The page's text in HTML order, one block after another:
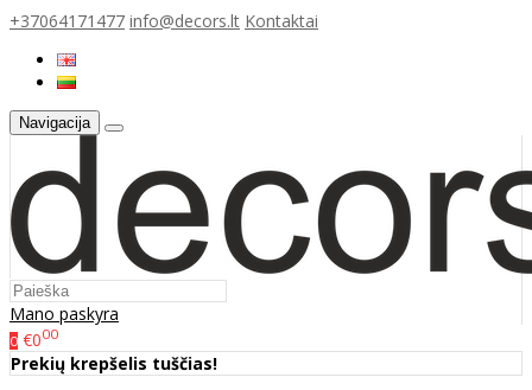
+37064171477 info@decors.lt Kontaktai
Navigacija
Mano paskyra
0 €000
Prekių krepšelis tuščias!